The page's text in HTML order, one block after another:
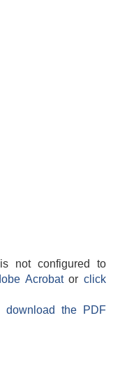
not configured to
Acrobatorclick
the PDF